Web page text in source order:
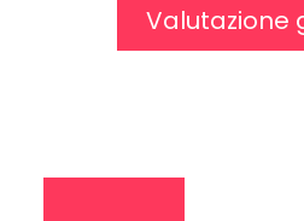
Valutazione